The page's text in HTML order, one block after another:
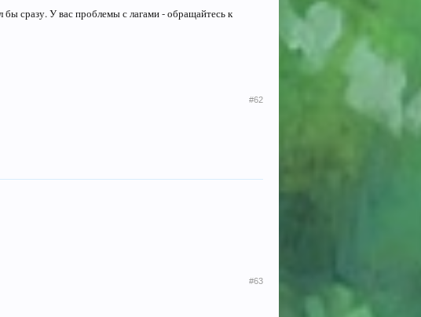
сразу. У вас проблемы с лагами - обращайтесь к
#62
#63